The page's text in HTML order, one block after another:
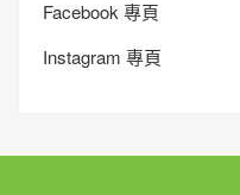
Facebook 專頁
Instagram 專頁